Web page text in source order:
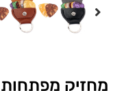
מחזיק